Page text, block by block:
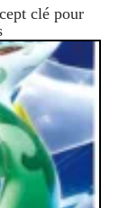
clé pour